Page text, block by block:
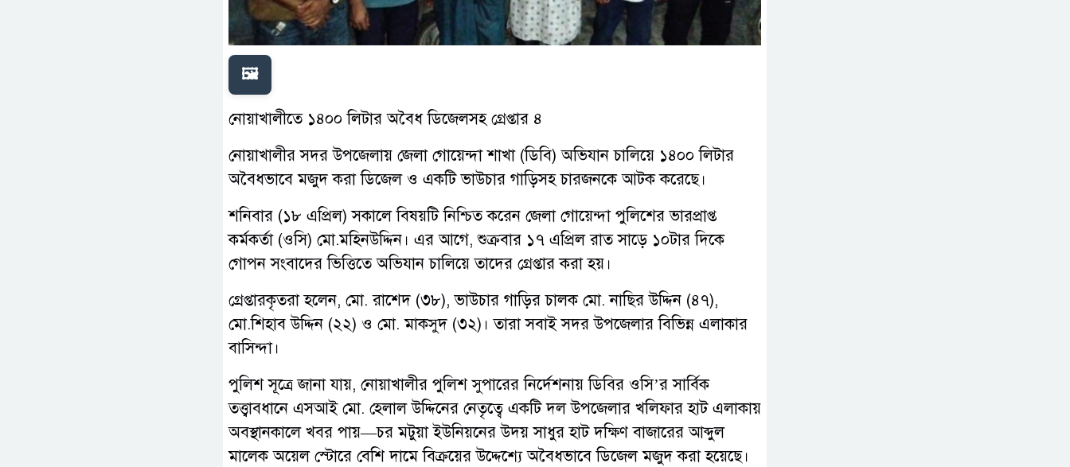
🖼️
নোয়াখালীতে ১৪০০ লিটার অবৈধ ডিজেলসহ গ্রেপ্তার ৪
নোয়াখালীর সদর উপজেলায় জেলা গোয়েন্দা শাখা (ডিবি) অভিযান চালিয়ে ১৪০০ লিটার
অবৈধভাবে মজুদ করা ডিজেল ও একটি ভাউচার গাড়িসহ চারজনকে আটক করেছে।
শনিবার (১৮ এপ্রিল) সকালে বিষয়টি নিশ্চিত করেন জেলা গোয়েন্দা পুলিশের ভারপ্রাপ্ত
কর্মকর্তা (ওসি) মো.মহিনউদ্দিন। এর আগে, শুক্রবার ১৭ এপ্রিল রাত সাড়ে ১০টার দিকে
গোপন সংবাদের ভিত্তিতে অভিযান চালিয়ে তাদের গ্রেপ্তার করা হয়।
গ্রেপ্তারকৃতরা হলেন, মো. রাশেদ (৩৮), ভাউচার গাড়ির চালক মো. নাছির উদ্দিন (৪৭),
মো.শিহাব উদ্দিন (২২) ও মো. মাকসুদ (৩২)। তারা সবাই সদর উপজেলার বিভিন্ন এলাকার
বাসিন্দা।
পুলিশ সূত্রে জানা যায়, নোয়াখালীর পুলিশ সুপারের নির্দেশনায় ডিবির ওসি’র সার্বিক
তত্ত্বাবধানে এসআই মো. হেলাল উদ্দিনের নেতৃত্বে একটি দল উপজেলার খলিফার হাট এলাকায়
অবস্থানকালে খবর পায়—চর মটুয়া ইউনিয়নের উদয় সাধুর হাট দক্ষিণ বাজারের আব্দুল
মালেক অয়েল স্টোরে বেশি দামে বিক্রয়ের উদ্দেশ্যে অবৈধভাবে ডিজেল মজুদ করা হয়েছে।